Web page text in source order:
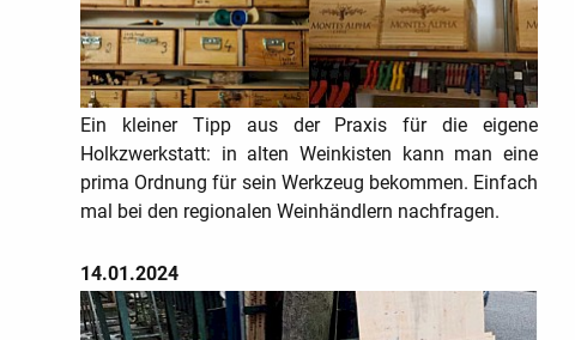
Ein kleiner Tipp aus der Praxis für die eigene
Holkzwerkstatt: in alten Weinkisten kann man eine
prima Ordnung für sein Werkzeug bekommen. Einfach
mal bei den regionalen Weinhändlern nachfragen.
14.01.2024